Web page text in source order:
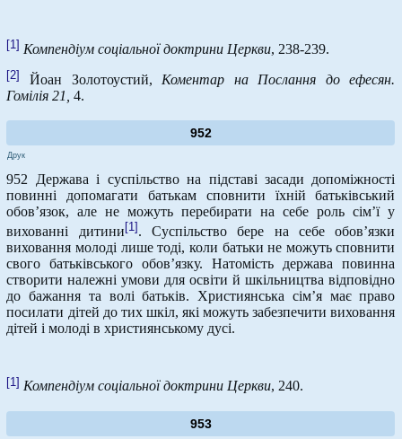
[1] Компендіум соціальної доктрини Церкви, 238-239.
[2] Йоан Золотоустий, Коментар на Послання до ефесян.
Гомілія 21,4.
952
Друк
952 Держава і суспільство на підставі засади допоміжності
повинні допомагати батькам сповнити їхній батьківський
обов’язок, але не можуть перебирати на себе роль сім’ї у
вихованні дитини [1] . Суспільство бере на себе обов’язки
виховання молоді лише тоді, коли батьки не можуть сповнити
свого батьківського обов’язку. Натомість держава повинна
створити належні умови для освіти й шкільництва відповідно
до бажання та волі батьків. Християнська сім’я має право
посилати дітей до тих шкіл, які можуть забезпечити виховання
дітей і молоді в християнському дусі.
[1] Компендіум соціальної доктрини Церкви, 240.
953